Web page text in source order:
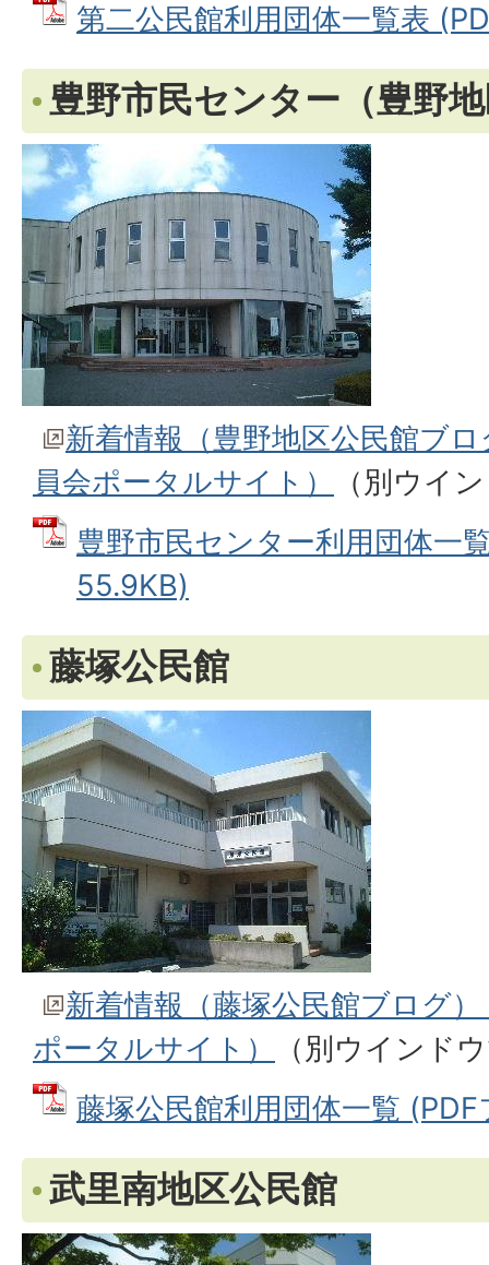
第二公民館利用団体一覧表
豊野市民センター（豊野
新着情報（豊野地区公民館ブ
員会ポータルサイト）
（別ウイ
豊野市民センター利用団体一
55.9KB)
藤塚公民館
新着情報（藤塚公民館ブログ
ポータルサイト）
（別ウインド
藤塚公民館利用団体一覧
武里南地区公民館